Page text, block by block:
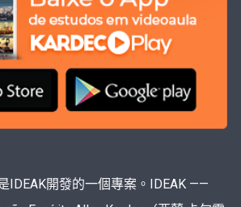
IDEAK開發的一個專案。IDEAK ——